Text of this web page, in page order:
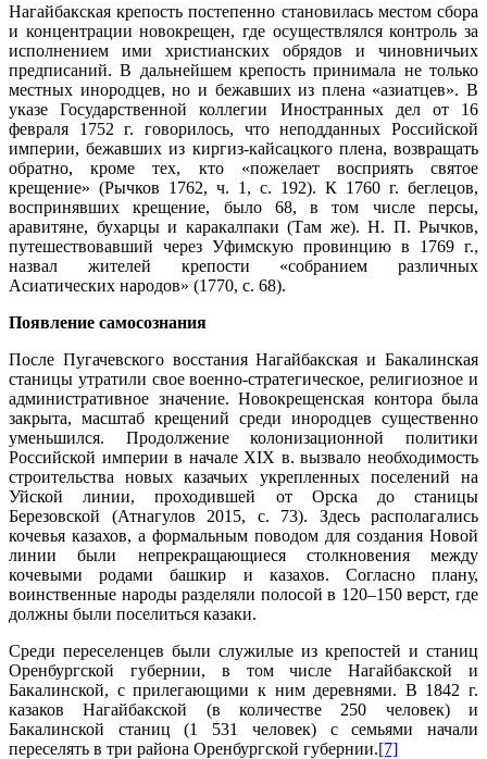
Нагайбакская крепость постепенно становилась местом сбора
и концентрации новокрещен, где осуществлялся контроль за
исполнением ими христианских обрядов и чиновничьих
предписаний. В дальнейшем крепость принимала не только
местных инородцев, но и бежавших из плена «азиатцев». В
указе Государственной коллегии Иностранных дел от 16
февраля 1752 г. говорилось, что неподданных Российской
империи, бежавших из киргиз-кайсацкого плена, возвращать
обратно, кроме тех, кто «пожелает восприять святое
крещение» (Рычков 1762, ч. 1, с. 192). К 1760 г. беглецов,
воспринявших крещение, было 68, в том числе персы,
аравитяне, бухарцы и каракалпаки (Там же). Н. П. Рычков,
путешествовавший через Уфимскую провинцию в 1769 г.,
назвал жителей крепости «собранием различных
Асиатических народов» (1770, с. 68).
Появление самосознания
После Пугачевского восстания Нагайбакская и Бакалинская
станицы утратили свое военно-стратегическое, религиозное и
административное значение. Новокрещенская контора была
закрыта, масштаб крещений среди инородцев существенно
уменьшился. Продолжение колонизационной политики
Российской империи в начале XIX в. вызвало необходимость
строительства новых казачьих укрепленных поселений на
Уйской линии, проходившей от Орска до станицы
Березовской (Атнагулов 2015, c. 73). Здесь располагались
кочевья казахов, а формальным поводом для создания Новой
линии были непрекращающиеся столкновения между
кочевыми родами башкир и казахов. Согласно плану,
воинственные народы разделяли полосой в 120–150 верст, где
должны были поселиться казаки.
Среди переселенцев были служилые из крепостей и станиц
Оренбургской губернии, в том числе Нагайбакской и
Бакалинской, с прилегающими к ним деревнями. В 1842 г.
казаков Нагайбакской (в количестве 250 человек) и
Бакалинской станиц (1 531 человек) с семьями начали
переселять в три района Оренбургской губернии.[7]